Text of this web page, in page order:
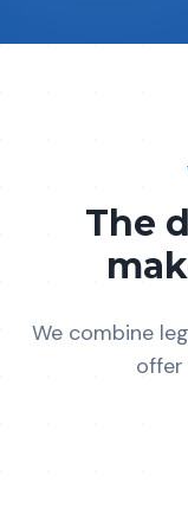
The
We combine
offer